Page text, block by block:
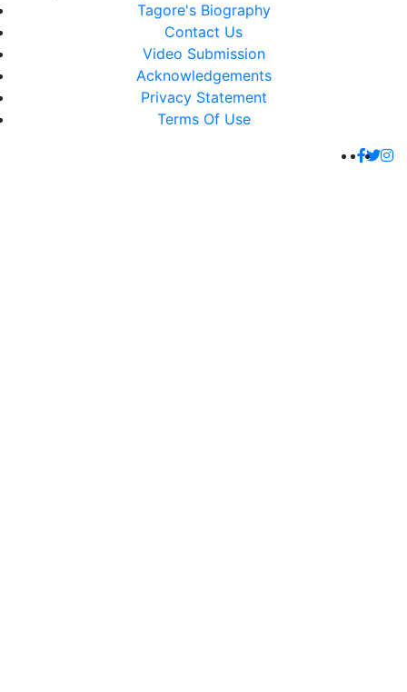
Tagore's Biography
Contact Us
Video Submission
Acknowledgements
Privacy Statement
Terms Of Use